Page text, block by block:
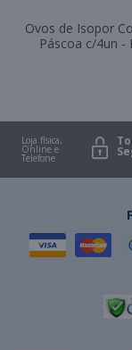
Ovos de Isopor
Páscoa c/4un -
Loja física,
Online e
Telefone